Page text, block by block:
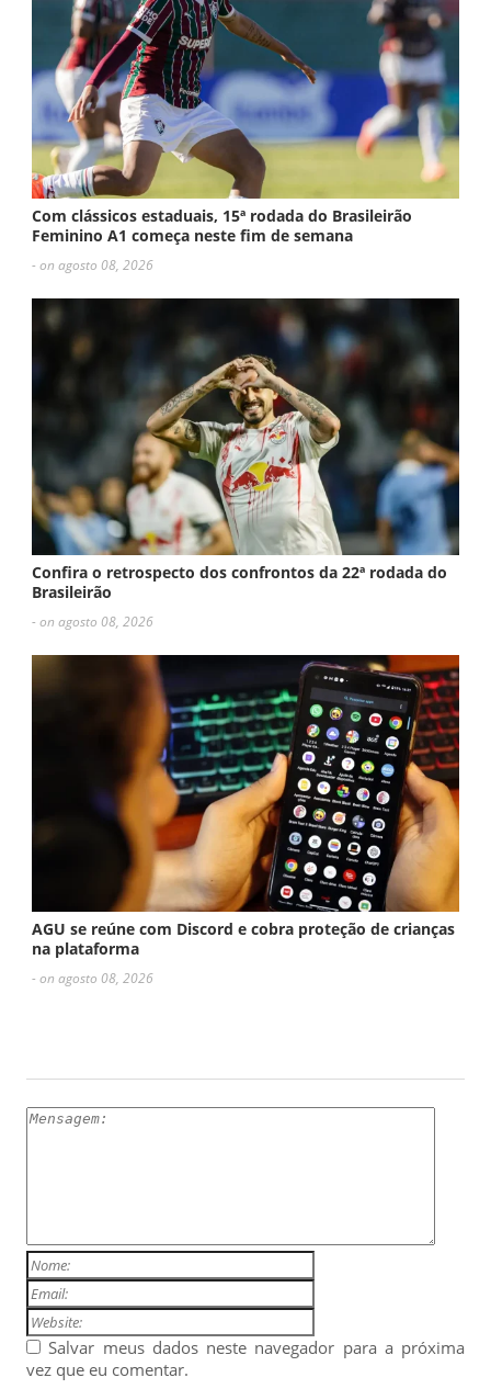
Com clássicos estaduais, 15ª rodada do Brasileirão
Feminino A1 começa neste fim de semana
- on agosto 08, 2026
Confira o retrospecto dos confrontos da 22ª rodada do
Brasileirão
- on agosto 08, 2026
AGU se reúne com Discord e cobra proteção de crianças
na plataforma
- on agosto 08, 2026
Salvar meus dados neste navegador para a próxima
vez que eu comentar.